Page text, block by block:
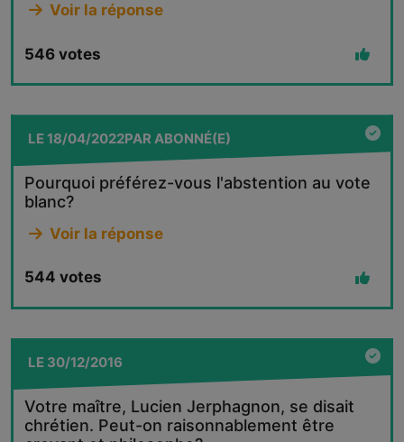
Voir la réponse
546 votes
LE18/04/2022PARABONNÉ(E)
Pourquoi préférez-vous l'abstention au vote
blanc?
Voir la réponse
544 votes
LE 30/12/2016
Votre maître, Lucien Jerphagnon, se disait
chrétien. Peut-on raisonnablement être